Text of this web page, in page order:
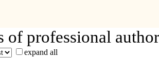
of professional
expand all